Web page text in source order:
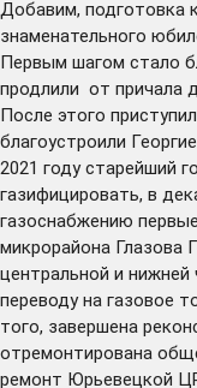
Добавим, подготовка
знаменательного
Первым шагом стало
продлили от причала
После этого
благоустроили
2021 году старейший
газифицировать, в
газоснабжению
микрорайона Глазова
центральной и нижней
переводу на газовое
того, завершена
отремонтирована
ремонт Юрьевецкой